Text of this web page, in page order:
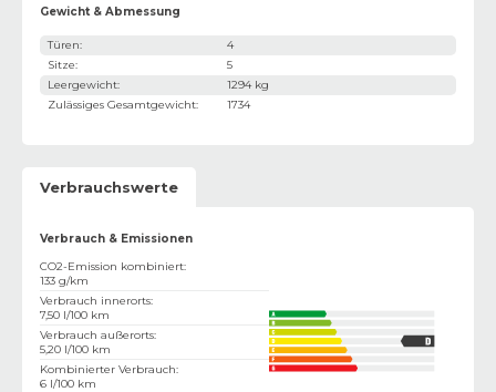
Gewicht & Abmessung
Türen:
4
Sitze:
5
Leergewicht:
1294 kg
Zulässiges Gesamtgewicht: 1734
Verbrauchswerte
Verbrauch & Emissionen
CO2-Emission kombiniert:
133 g/km
Verbrauch innerorts:
7,50 l/100 km
Verbrauch außerorts:
5,20 l/100 km
Kombinierter Verbrauch:
6 l/100 km